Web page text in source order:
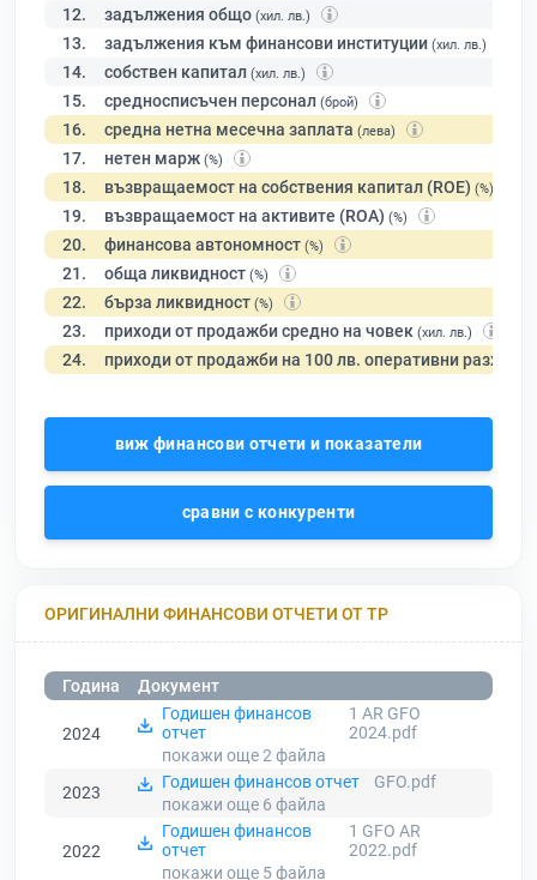
12. задължения общо (хил. лв.)
13. задължения към финансови институции (хил. лв.)
14. собствен капитал (хил. лв.)
15. средносписъчен персонал (брой)
16. средна нетна месечна заплата (лева)
17. нетен марж (%)
18. възвращаемост на собствения капитал (ROE) (%)
19. възвращаемост на активите (ROA) (%)
20. финансова автономност (%)
21. обща ликвидност (%)
22. бърза ликвидност (%)
23. приходи от продажби средно на човек (хил. лв.)
24. приходи от продажби на 100 лв. оперативни разходи
виж финансови отчети и показатели
сравни с конкуренти
ОРИГИНАЛНИ ФИНАНСОВИ ОТЧЕТИ ОТ ТР
Година Документ
2024
Годишен финансов
отчет
1 AR GFO
2024.pdf
покажи още 2файла
2023
Годишен финансов отчет
GFO.pdf
покажи още 6 файла
2022
Годишен финансов
отчет
1 GFO AR
2022.pdf
покажи още 5файла